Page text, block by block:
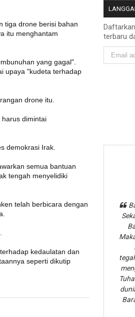
tiga drone berisi bahan
itu menghantam
yang gagal".
upaya "kudeta terhadap
drone itu.
dimintai
demokrasi Irak.
semua bantuan
tengah menyelidiki
telah berbicara dengan
kedaulatan dan
seperti dikutip
terbaru